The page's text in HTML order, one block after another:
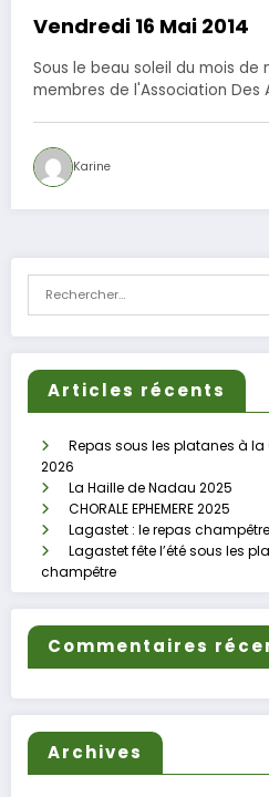
Vendredi 16 Mai 2014
Sous le beau soleil du mois de
membres de l'Association Des
Karine
Articles récents
Repas sous les platanes à
2026
La Haille de Nadau 2025
CHORALE EPHEMERE 2025
Lagastet : le repas
Lagastet fête l’été sous les
champêtre
Commentaires
Archives